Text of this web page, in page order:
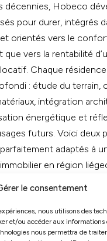
le consentement
nous utilisons des
et/ou accéder aux informations
nous permettra de
décennies, Hobeco
pour durer, intégrés
orientés vers le
vers la rentabilité
Chaque
: étude du terrain,
intégration
énergétique et
futurs. Voici deux
adaptés à
en région